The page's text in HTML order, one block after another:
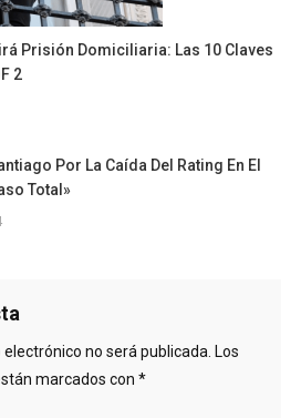
Prisión Domiciliaria: Las 10 Claves
2
Por La Caída Del Rating En El
Total»
no será publicada. Los
marcados con *